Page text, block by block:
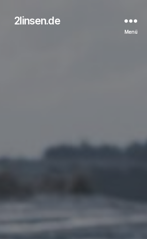
2linsen.de
Menü